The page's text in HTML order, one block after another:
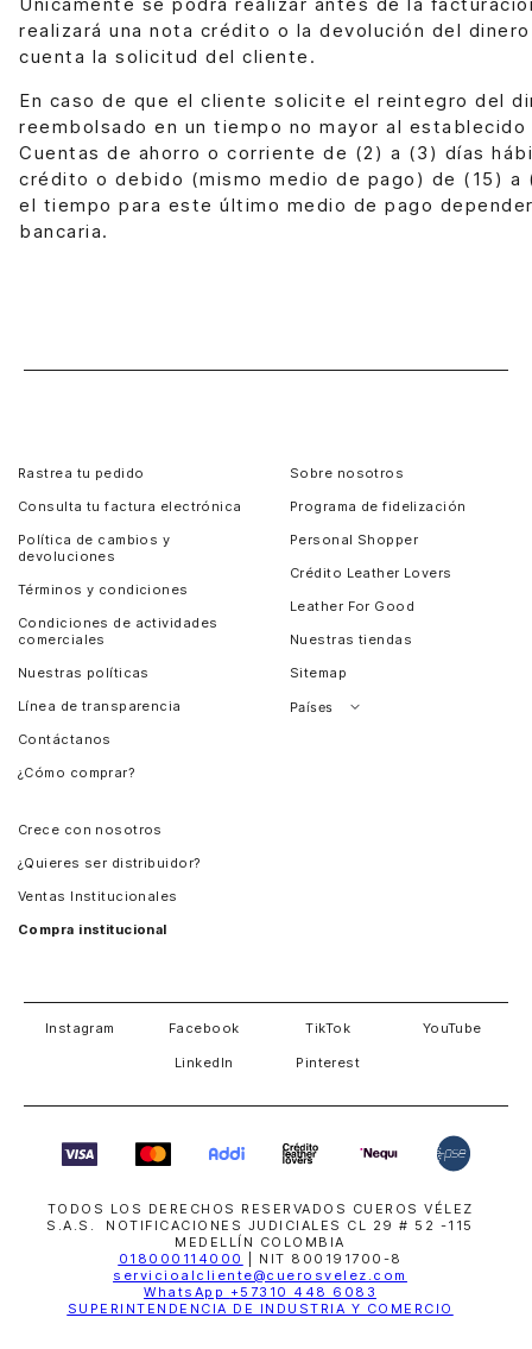
realizará una nota crédito o la devolución del
cuenta la solicitud del cliente.
En caso de que el cliente solicite el reintegro del
reembolsado en un tiempo no mayor al
Cuentas de ahorro o corriente de (2) a (3) días
crédito o debido (mismo medio de pago) de (15) a
el tiempo para este último medio de pago
bancaria.
Rastrea tu pedido
Consulta tu factura electrónica
Política de cambios y
devoluciones
Términos y condiciones
Condiciones de actividades
comerciales
Nuestras políticas
Línea de transparencia
Contáctanos
¿Cómo comprar?
Sobre nosotros
Programa de fidelización
Personal Shopper
Crédito Leather Lovers
Leather For Good
Nuestras tiendas
Sitemap
Países
Crece con nosotros
¿Quieres ser distribuidor?
Ventas Institucionales
Compra institucional
Instagram Facebook TikTok YouTube
LinkedIn Pinterest
TODOS LOS DERECHOS RESERVADOS CUEROS VÉLEZ
S.A.S. NOTIFICACIONES JUDICIALES CL 29 # 52 -115
MEDELLÍN COLOMBIA
018000114000
| NIT 800191700-8
servicioalcliente@cuerosvelez.com
WhatsApp +57310 448 6083
SUPERINTENDENCIA DE INDUSTRIA Y COMERCIO